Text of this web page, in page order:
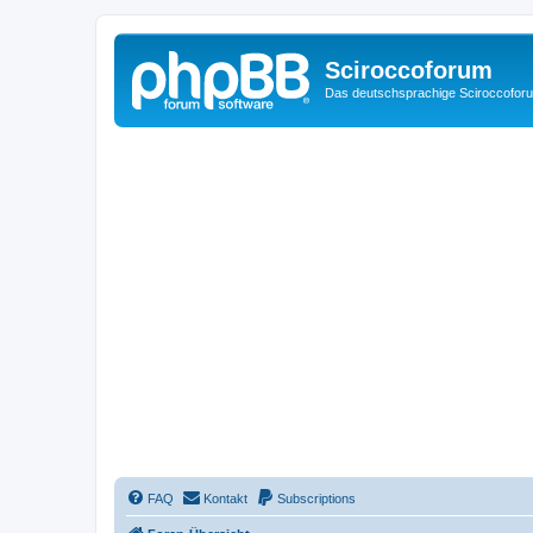
Sciroccoforum
Das deutschsprachige
FAQ Kontakt Subscriptions